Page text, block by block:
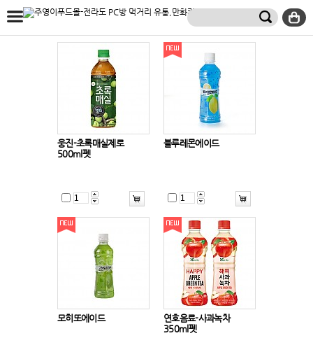
웅진-초록매실제로
500ml펫
블루레몬에이드
모히또에이드
연호음료-사과녹차
350ml펫